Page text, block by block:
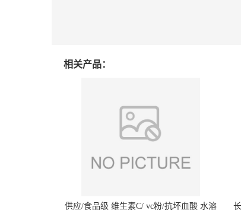
相关产品：
供应/食品级 维生素C/ vc粉/抗坏血酸 水溶